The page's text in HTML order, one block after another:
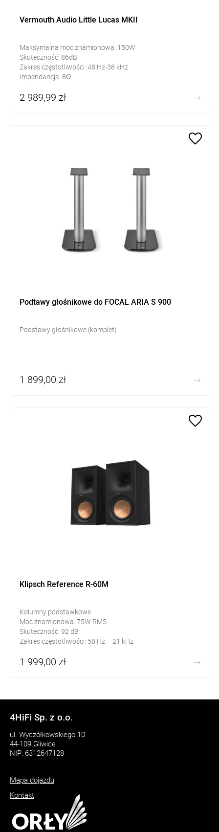
Vermouth Audio Little Lucas MKII
Maksymalna moc znamionowa: 150W
Skuteczność: 86dB
Zakres częstotliwości: 48 Hz-38 kHz
Impendancja: 8Ω
Wymiary: 340mm x 175mm x 320mm
2 989,99 zł
Podtawy głośnikowe do FOCAL ARIA S 900
Podstawy głośnikowe (komplet)
1 899,00 zł
Klipsch Reference R-60M
Kolumny podstawkowe
Moc znamionowa: 75W RMS
Skuteczność: 92 dB
Zakres częstotliwości: 58 Hz – 21 kHz
1 999,00 zł
4HiFi Sp. z o.o.
ul. Wyczółkowskiego 10
44-109 Gliwice
NIP: 6312647128
Mapa dojazdu
Kontakt